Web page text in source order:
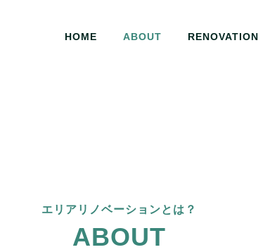
HOME ABOUT RENOVATION
エリアリノベーションとは？
ABOUT